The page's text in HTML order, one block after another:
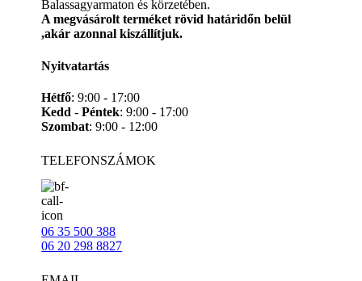
Balassagyarmaton és körzetében.
A megvásárolt terméket rövid határidőn belül
,akár azonnal kiszállítjuk.
Nyitvatartás
Hétfő: 9:00 - 17:00
Kedd-Péntek: 9:00 - 17:00
Szombat: 9:00 - 12:00
TELEFONSZÁMOK
06 35 500 388
06 20 298 8827